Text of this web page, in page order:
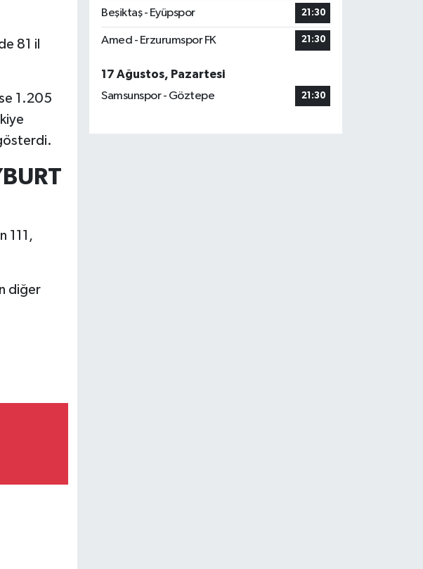
81 il
1.205
111,
diğer
Beşiktaş - Eyüpspor 21:30
Amed - Erzurumspor FK 21:30
17 Ağustos, Pazartesi
Samsunspor - Göztepe
21:30